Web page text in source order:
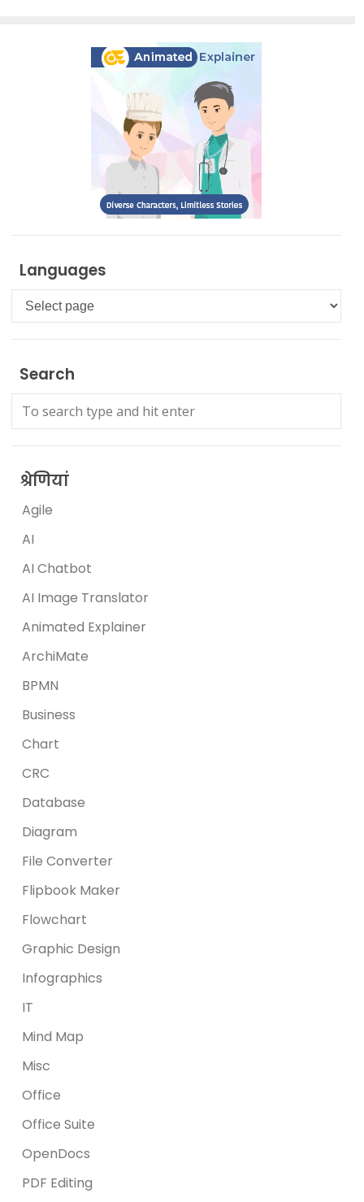
Languages
Languages
Search
श्रेणियां
Agile
AI
AI Chatbot
AI Image Translator
Animated Explainer
ArchiMate
BPMN
Business
Chart
CRC
Database
Diagram
File Converter
Flipbook Maker
Flowchart
Graphic Design
Infographics
IT
Mind Map
Misc
Office
Office Suite
OpenDocs
PDF Editing